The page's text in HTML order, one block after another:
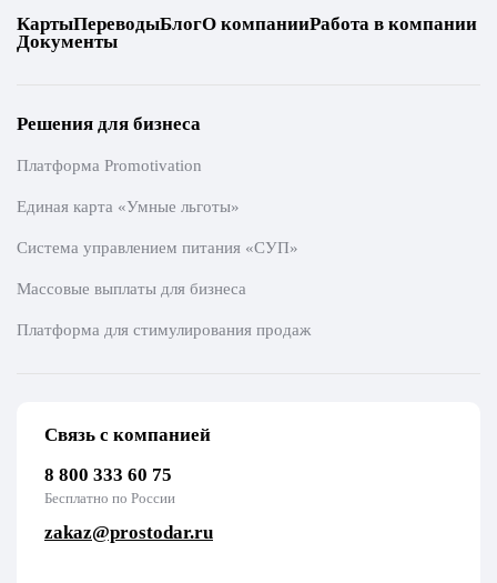
КартыПереводыБлогО компанииРабота в компании
Документы
Решения для бизнеса
Платформа Promotivation
Единая карта «Умные льготы»
Система управлением питания «СУП»
Массовые выплаты для бизнеса
Платформа для стимулирования продаж
Связь с компанией
8 800 333 60 75
Бесплатно по России
zakaz@prostodar.ru